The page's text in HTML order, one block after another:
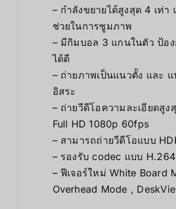
– กำลังขยายได้สูงสุด 4 เท่า
ช่วยในการซูมภาพ
– มีกิมบอล 3 แกนในตัว ป้อ
ได้ดี
– ถ่ายภาพเป็นแนวตั้ง และ
อิสระ
– ถ่ายวีดีโอความละเอียดสูง
Full HD 1080p 60fps
– สามารถถ่ายวีดีโอแบบ
– รองรับ codec แบบ H.264
– ฟีเจอร์ใหม่ White Board
Overhead Mode ,